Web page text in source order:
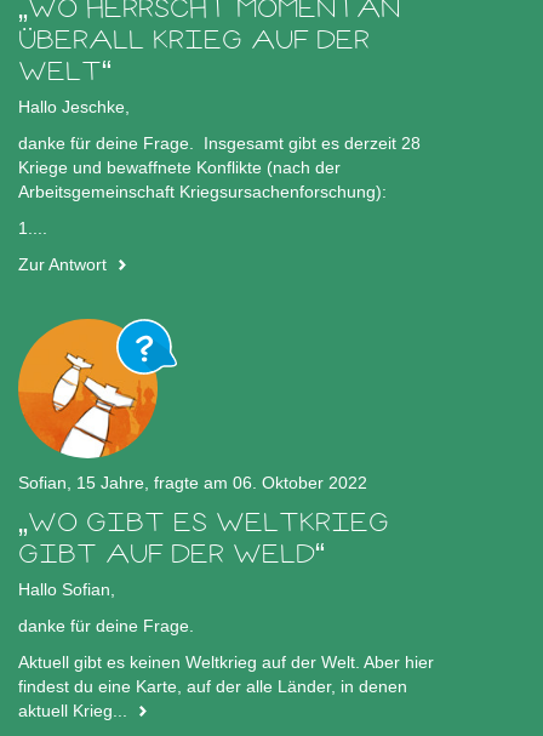
WO HERRSCHT MOMENTAN
ÜBERALL KRIEG AUF DER
WELT
Hallo Jeschke,
danke für deine Frage. Insgesamt gibt es derzeit 28
Kriege und bewaffnete Konflikte (nach der
Arbeitsgemeinschaft Kriegsursachenforschung):
1....
Zur Antwort
Sofian, 15 Jahre, fragte am 06. Oktober 2022
WO GIBT ES WELTKRIEG
GIBT AUF DER WELD
Hallo Sofian,
danke für deine Frage.
Aktuell gibt es keinen Weltkrieg auf der Welt. Aber hier
findest du eine Karte, auf der alle Länder, in denen
aktuell Krieg...